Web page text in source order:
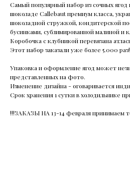
Самый популярный набор из сочных ягод
шоколаде Callebaut премиум класса,
шоколадной стружкой, кондитерской
бусинками, сублимированной малиной и
Коробочка с клубникой перевязана
Этот набор заказали уже более 5.000 раз!
Упаковка и оформление ягод может
представленных на фото.
Изменение дизайна - оговаривается
Срок хранения 1 сутки в холодильнике
!!!ЗАКАЗЫ НА 13-14 февраля принимаем